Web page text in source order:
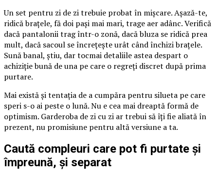
Un set pentru zi de zi trebuie probat în mișcare. Așază-te,
ridică brațele, fă doi pași mai mari, trage aer adânc. Verifică
dacă pantalonii trag într-o zonă, dacă bluza se ridică prea
mult, dacă sacoul se încrețește urât când închizi brațele.
Sună banal, știu, dar tocmai detaliile astea despart o
achiziție bună de una pe care o regreți discret după prima
purtare.
Mai există și tentația de a cumpăra pentru silueta pe care
speri s-o ai peste o lună. Nu e cea mai dreaptă formă de
optimism. Garderoba de zi cu zi ar trebui să îți fie aliată în
prezent, nu promisiune pentru altă versiune a ta.
Caută compleuri care pot fi purtate și
împreună, și separat